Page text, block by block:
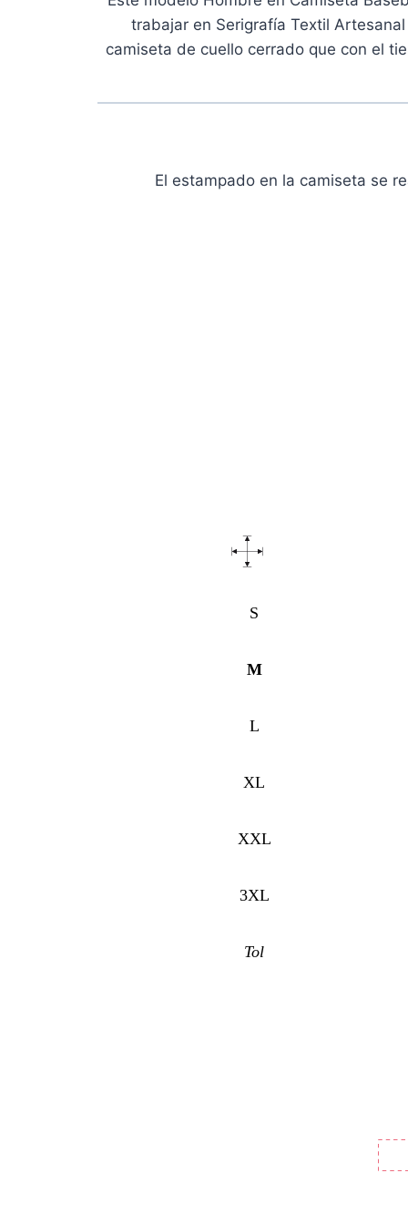
trabajar en Serigrafía Textil
camiseta de cuello cerrado que con el
El estampado en la camiseta se
S
M
L
XL
XXL
3XL
Tol